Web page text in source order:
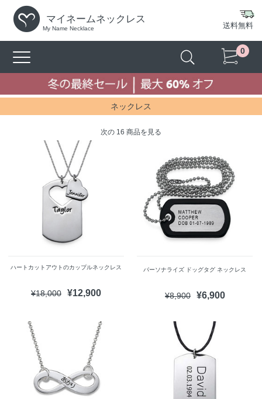
マイネームネックレス
My Name Necklace 送料無料
0
ネックレス
次の 16 商品を見る
ハートカットアウトのカップルネックレス
¥18,000 ¥12,900
パーソナライズ ドッグタグ ネックレス
¥8,900 ¥6,900